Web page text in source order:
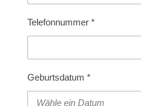
Telefonnummer *
Geburtsdatum *